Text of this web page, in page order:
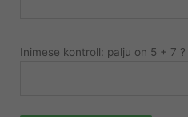
Inimese kontroll: palju on 5 + 7 ?